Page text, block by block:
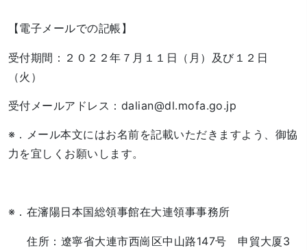
【電子メールでの記帳】
受付期間：２０２２年７月１１日（月）及び１２日
（火）
受付メールアドレス： dalian@dl.mofa.go.jp
※．メール本文にはお名前を記載いただきますよう、御協
力を宜しくお願いします。
※．在瀋陽日本国総領事館在大連領事事務所
住所：遼寧省大連市西崗区中山路147号 申貿大厦3